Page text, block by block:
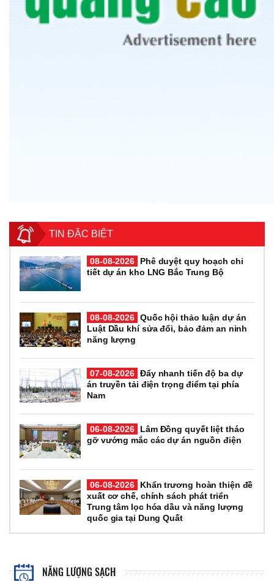
TIN ĐẶC BIỆT
08-08-2026
Phê duyệt quy hoạch chi
tiết dự án kho LNG Bắc Trung Bộ
08-08-2026 Quốc hội thảo luận dự án
Luật Dầu khí sửa đổi, bảo đảm an ninh
năng lượng
07-08-2026 Đẩy nhanh tiến độ ba dự
án truyền tải điện trọng điểm tại phía
Nam
06-08-2026
Lâm Đồng quyết liệt tháo
gỡ vướng mắc các dự án nguồn điện
06-08-2026
Khẩn trương hoàn thiện đề
xuất cơ chế, chính sách phát triển
Trung tâm lọc hóa dầu và năng lượng
quốc gia tại Dung Quất
NĂNG LƯỢNG SẠCH